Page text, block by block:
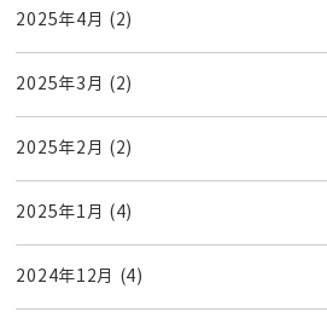
2025年4月 (2)
2025年3月 (2)
2025年2月 (2)
2025年1月 (4)
2024年12月 (4)